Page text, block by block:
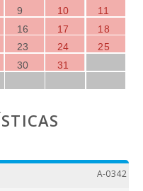
9 10
11
16 17
18
23 24
25
30 31
A-0342